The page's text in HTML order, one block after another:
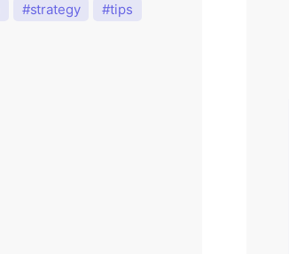
strategy tips